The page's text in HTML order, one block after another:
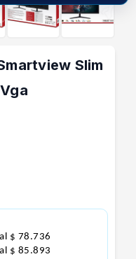
Slim
$ 78.736
$ 85.893